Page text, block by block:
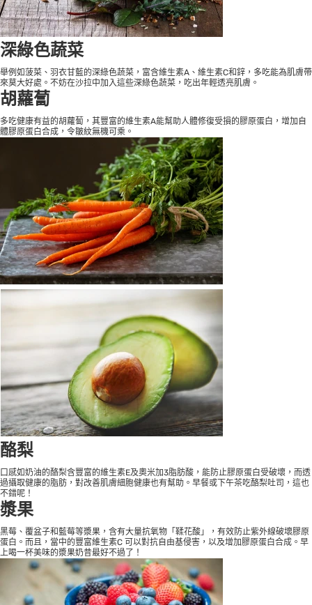
深綠色蔬菜
舉例如菠菜、羽衣甘藍的深綠色蔬菜，富含維生素A、維生素C和鋅，多吃能為肌膚帶
來莫大好處。不妨在沙拉中加入這些深綠色蔬菜，吃出年輕透亮肌膚。
胡蘿蔔
多吃健康有益的胡蘿蔔，其豐富的維生素A能幫助人體修復受損的膠原蛋白，增加自
體膠原蛋白合成，令皺紋無機可乘。
酪梨
口感如奶油的酪梨含豐富的維生素E及奧米加3脂肪酸，能防止膠原蛋白受破壞，而透
過攝取健康的脂肪，對改善肌膚細胞健康也有幫助。早餐或下午茶吃酪梨吐司，這也
不錯呢！
漿果
黑莓、覆盆子和藍莓等漿果，含有大量抗氧物「鞣花酸」，有效防止紫外線破壞膠原
蛋白。而且，當中的豐富維生素C 可以對抗自由基侵害，以及增加膠原蛋白合成。早
上喝一杯美味的漿果奶昔最好不過了！